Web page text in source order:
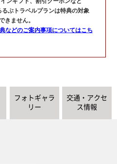
ぶトラベルプランは特典の対象
きません。
などのご案内事項についてはこち
フォトギャラ
リー
交通・アクセ
ス情報